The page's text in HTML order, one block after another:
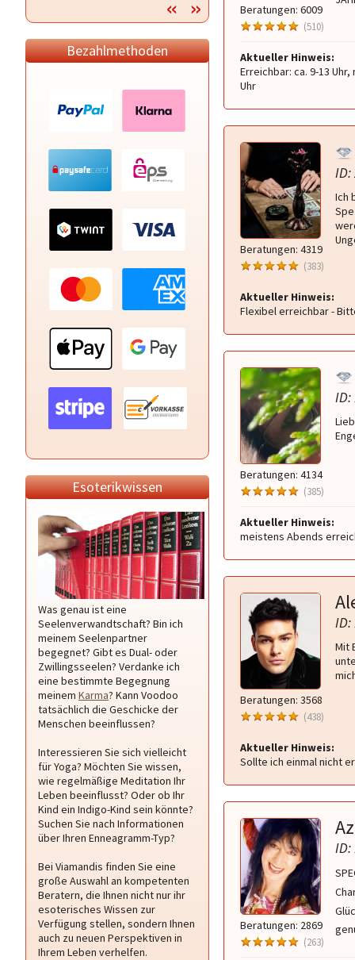
Bezahlmethoden
Esoterikwissen
Was genau ist eine
Seelenverwandtschaft? Bin ich
meinem Seelenpartner
begegnet? Gibt es Dual- oder
Zwillingsseelen? Verdanke ich
eine bestimmte Begegnung
meinem Karma? Kann Voodoo
tatsächlich die Geschicke der
Menschen beeinflussen?
Interessieren Sie sich vielleicht
für Yoga? Möchten Sie wissen,
wie regelmäßige Meditation Ihr
Leben beeinflusst? Oder ob Ihr
Kind ein Indigo-Kind sein könnte?
Suchen Sie nach Informationen
über Ihren Enneagramm-Typ?
Bei Viamandis finden Sie eine
große Auswahl an kompetenten
Beratern, die Ihnen nicht nur ihr
esoterisches Wissen zur
Verfügung stellen, sondern Ihnen
auch zu neuen Perspektiven in
Ihrem Leben verhelfen.
Beratungen: 6009
(510)
Aktueller Hinweis:
Erreichbar: ca. 9-13
Uhr
Beratungen: 4319
(383)
ID:
Ich
Aktueller Hinweis:
Flexibel erreichbar -
Beratungen: 4134
(385)
ID:
Aktueller Hinweis:
meistens Abends
Beratungen: 3568
(438)
ID:
Mit
Aktueller Hinweis:
Sollte ich einmal nicht
Beratungen: 2869
(263)
ID: